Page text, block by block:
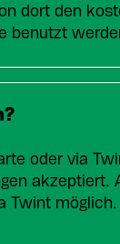
dort den
benutzt
oder via